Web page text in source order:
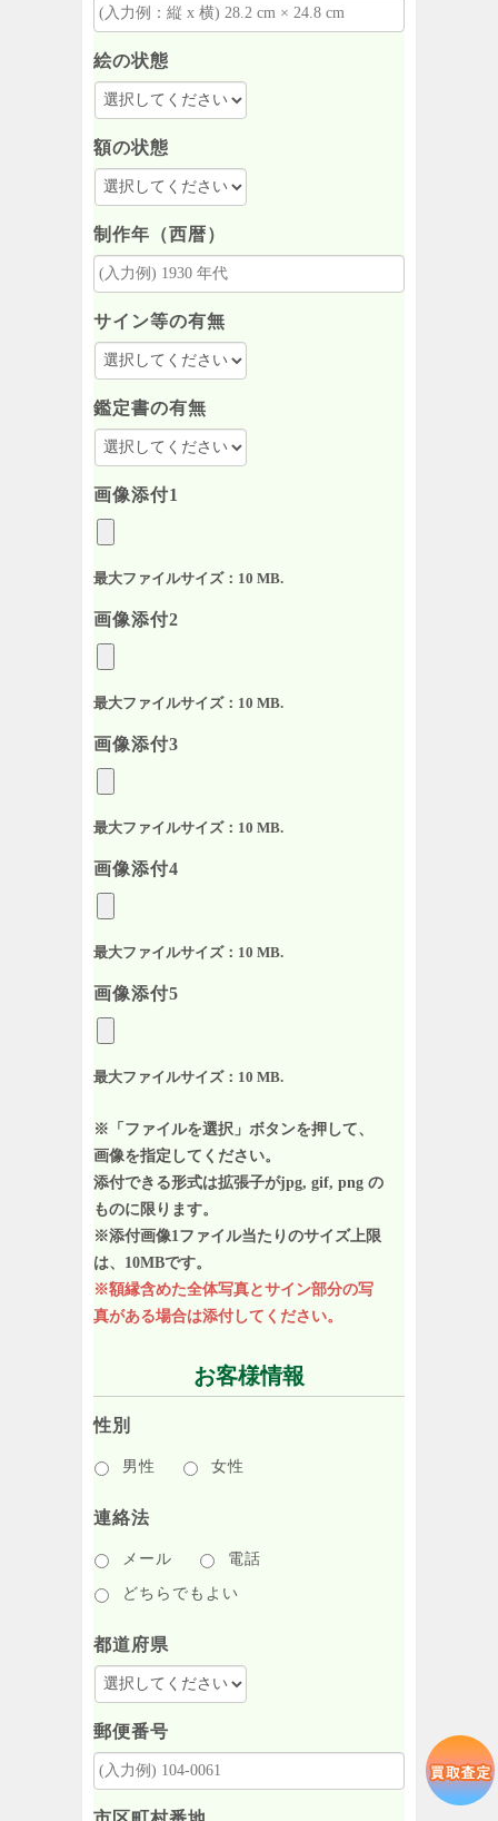
絵の状態
額の状態
制作年（西暦）
サイン等の有無
鑑定書の有無
画像添付1
最大ファイルサイズ：10 MB.
画像添付2
最大ファイルサイズ：10 MB.
画像添付3
最大ファイルサイズ：10 MB.
画像添付4
最大ファイルサイズ：10 MB.
画像添付5
最大ファイルサイズ：10 MB.
※「ファイルを選択」ボタンを押して、
画像を指定してください。
添付できる形式は拡張子がjpg, gif, png の
ものに限ります。
※添付画像1ファイル当たりのサイズ上限
は、10MBです。
※額縁含めた全体写真とサイン部分の写
真がある場合は添付してください。
お客様情報
性別
男性 女性
連絡法
メール 電話
どちらでもよい
都道府県
郵便番号